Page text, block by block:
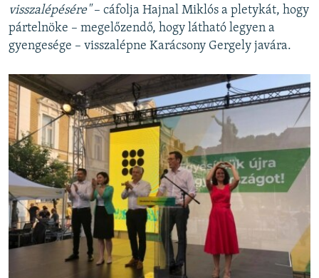
visszalépésére"– cáfolja Hajnal Miklós a pletykát, hogy
pártelnöke – megelőzendő, hogy látható legyen a
gyengesége – visszalépne Karácsony Gergely javára.